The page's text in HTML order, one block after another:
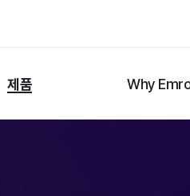
제품 Why